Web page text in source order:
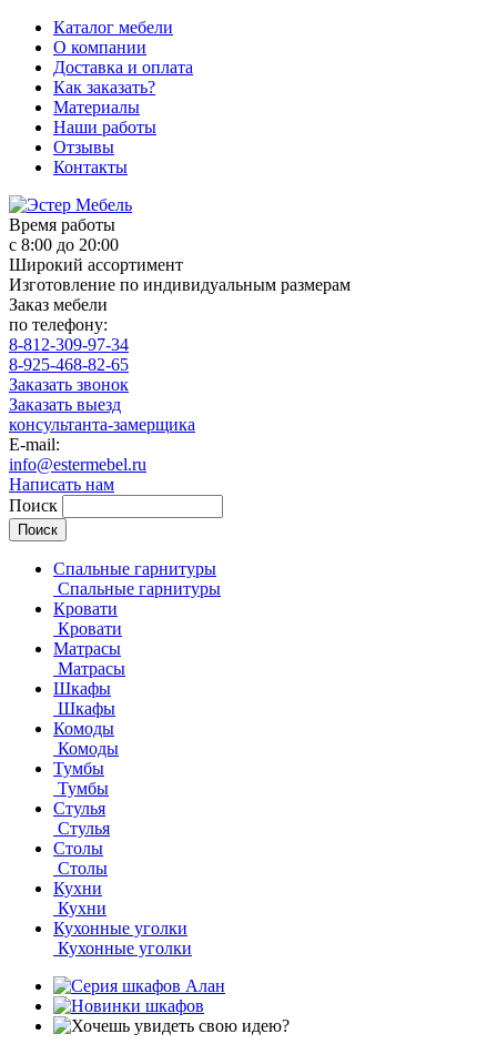
Каталог мебели
О компании
Доставка и оплата
Как заказать?
Материалы
Наши работы
Отзывы
Контакты
Время работы
с 8:00 до 20:00
Широкий ассортимент
Изготовление по индивидуальным размерам
Заказ мебели
по телефону:
8-812-309-97-34
8-925-468-82-65
Заказать звонок
Заказать выезд
консультанта-замерщика
E-mail:
info@estermebel.ru
Написать нам
Поиск
Спальные гарнитуры
Спальные гарнитуры
Кровати
Кровати
Матрасы
Матрасы
Шкафы
Шкафы
Комоды
Комоды
Тумбы
Тумбы
Стулья
Стулья
Столы
Столы
Кухни
Кухни
Кухонные уголки
Кухонные уголки